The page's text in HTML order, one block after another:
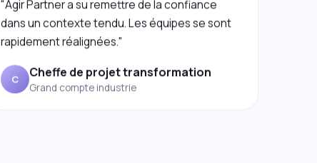
dans un contexte tendu. Les équipes se sont
rapidement réalignées."
C
Grand compte industrie